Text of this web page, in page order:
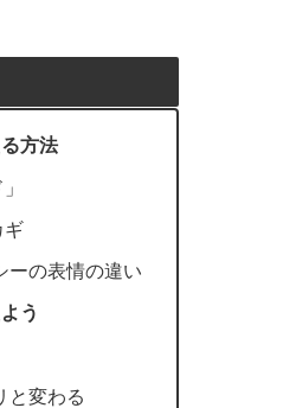
方法
ギ
ーの表情の違い
う
と変わる